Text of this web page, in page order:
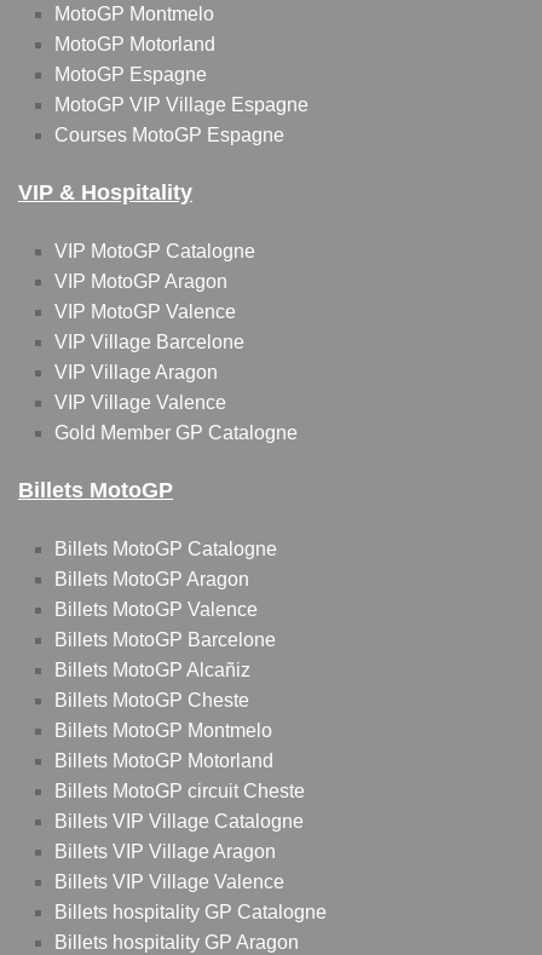
MotoGP Montmelo
MotoGP Motorland
MotoGP Espagne
MotoGP VIP Village Espagne
Courses MotoGP Espagne
VIP & Hospitality
VIP MotoGP Catalogne
VIP MotoGP Aragon
VIP MotoGP Valence
VIP Village Barcelone
VIP Village Aragon
VIP Village Valence
Gold Member GP Catalogne
Billets MotoGP
Billets MotoGP Catalogne
Billets MotoGP Aragon
Billets MotoGP Valence
Billets MotoGP Barcelone
Billets MotoGP Alcañiz
Billets MotoGP Cheste
Billets MotoGP Montmelo
Billets MotoGP Motorland
Billets MotoGP circuit Cheste
Billets VIP Village Catalogne
Billets VIP Village Aragon
Billets VIP Village Valence
Billets hospitality GP Catalogne
Billets hospitality GP Aragon